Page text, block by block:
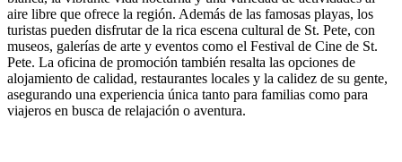
aire libre que ofrece la región. Además de las famosas playas, los
turistas pueden disfrutar de la rica escena cultural de St. Pete, con
museos, galerías de arte y eventos como el Festival de Cine de St.
Pete. La oficina de promoción también resalta las opciones de
alojamiento de calidad, restaurantes locales y la calidez de su gente,
asegurando una experiencia única tanto para familias como para
viajeros en busca de relajación o aventura.